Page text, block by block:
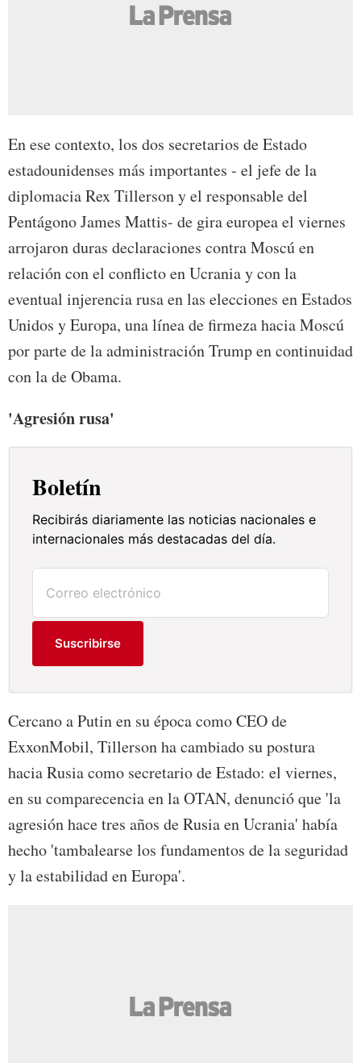
En ese contexto, los dos secretarios de Estado
estadounidenses más importantes - el jefe de la
diplomacia Rex Tillerson y el responsable del
Pentágono James Mattis- de gira europea el viernes
arrojaron duras declaraciones contra Moscú en
relación con el conflicto en Ucrania y con la
eventual injerencia rusa en las elecciones en Estados
Unidos y Europa, una línea de firmeza hacia Moscú
por parte de la administración Trump en continuidad
con la de Obama.
'Agresión rusa'
Boletín
Recibirás diariamente las noticias nacionales e
internacionales más destacadas del día.
Suscribirse
Cercano a Putin en su época como CEO de
ExxonMobil, Tillerson ha cambiado su postura
hacia Rusia como secretario de Estado: el viernes,
en su comparecencia en la OTAN, denunció que 'la
agresión hace tres años de Rusia en Ucrania' había
hecho 'tambalearse los fundamentos de la seguridad
y la estabilidad en Europa'.